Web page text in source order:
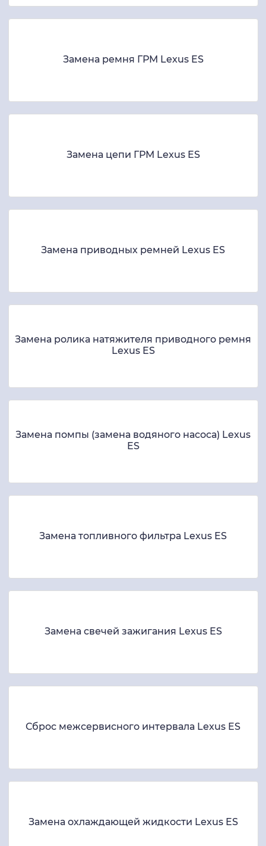
Замена ремня ГРМ Lexus ES
Замена цепи ГРМ Lexus ES
Замена приводных ремней Lexus ES
Замена ролика натяжителя приводного ремня
Lexus ES
Замена помпы (замена водяного насоса) Lexus
ES
Замена топливного фильтра Lexus ES
Замена свечей зажигания Lexus ES
Сброс межсервисного интервала Lexus ES
Замена охлаждающей жидкости Lexus ES